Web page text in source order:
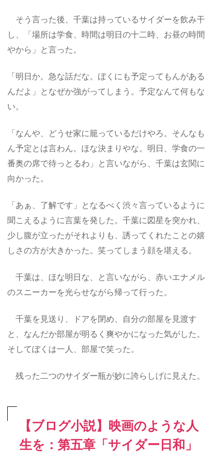
そう言った後、千葉は持っているサイダーを飲み干
し、「場所は学食、時間は明日の十二時、お昼の時間
やから」と言った。
「明日か。急な話だな。ぼくにも予定ってもんがある
んだよ」となぜか強がってしまう。予定なんて何もな
い。
「なんや、どうせ家に籠っているだけやろ。そんなも
ん予定とは言わん。ほな決まりやな。明日、学食の一
番奥の席で待っとるわ」と言いながら、千葉は玄関に
向かった。
「あぁ、了解です」となるべく渋々言っているように
聞こえるように言葉を発した。千葉に図星を突かれ、
少し腹が立ったがそれよりも、誘ってくれたことの嬉
しさの方が大きかった。笑ってしまう顔を堪える。
千葉は、ほな明日な、と言いながら、赤いエナメル
のスニーカーを光らせながら帰って行った。
千葉を見送り、ドアを閉め、自分の部屋を見渡す
と、なんだか部屋が明るく爽やかになった気がした。
そしてぼくは一人、部屋で笑った。
残った二つのサイダー瓶が妙に誇らしげに見えた。
【ブログ小説】映画のような人
生を：第五章「サイダー日和」